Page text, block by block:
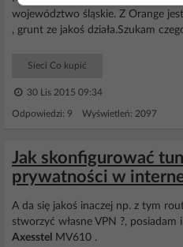
województwo śląskie. Z Orange
, grunt ze jakoś działa.Szukam
Sieci Co kupić
30 Lis 2015 09:34
Odpowiedzi: 9 Wyświetleń: 2097
Jak skonfigurować
prywatności w
A da się jakoś inaczej np. z tym
stworzyć własne VPN ?,
Axesstel
MV610 .